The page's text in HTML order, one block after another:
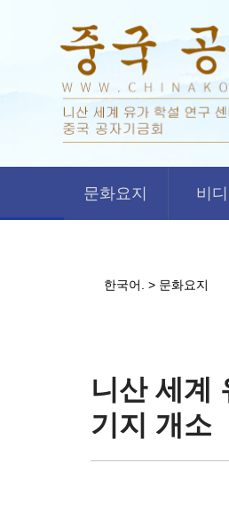
문화요지 비
한국어. > 문화요지
니산 세계
기지 개소